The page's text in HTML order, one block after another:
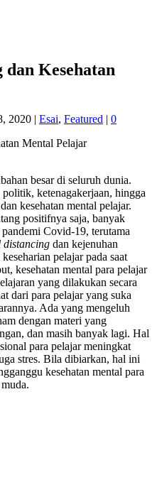
Kesehatan
2020 | Esai, Featured | 0
besar di seluruh dunia.
ketenagakerjaan, hingga
kesehatan mental pelajar.
positifnya saja, banyak
Covid-19, terutama
distancing dan kejenuhan
pelajar pada saat
kesehatan mental para pelajar
yang dilakukan secara
dari para pelajar yang suka
Ada yang mengeluh
dengan materi yang
dan masih banyak lagi. Hal
para pelajar meningkat
stres. Bila dibiarkan, hal ini
kesehatan mental para